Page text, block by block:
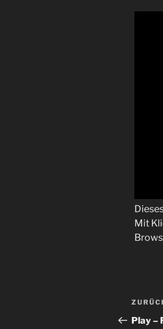
Mit
Play –